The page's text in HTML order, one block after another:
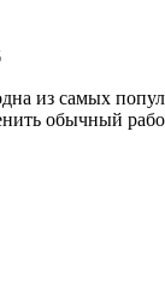
из самых
обычный